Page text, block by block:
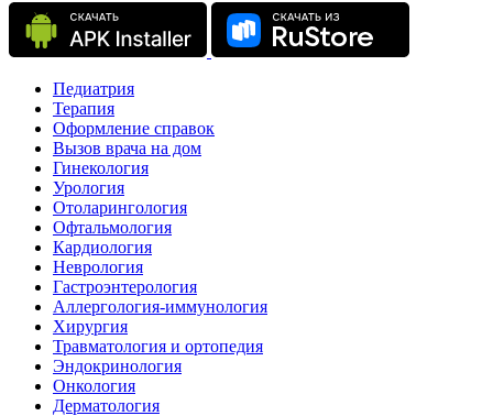
Педиатрия
Терапия
Оформление справок
Вызов врача на дом
Гинекология
Урология
Отоларингология
Офтальмология
Кардиология
Неврология
Гастроэнтерология
Аллергология-иммунология
Хирургия
Травматология и ортопедия
Эндокринология
Онкология
Дерматология